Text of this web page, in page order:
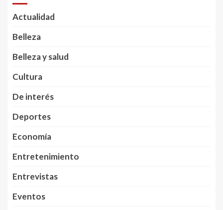
Actualidad
Belleza
Belleza y salud
Cultura
De interés
Deportes
Economía
Entretenimiento
Entrevistas
Eventos